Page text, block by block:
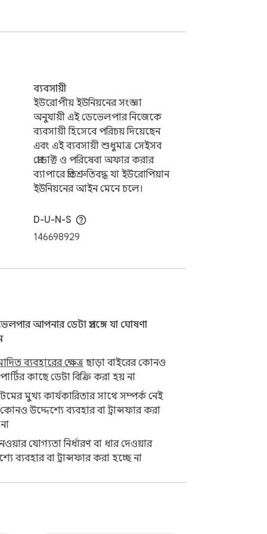
সবকিছু ম্লান করে দেয়। ঘন পেজে যাদের
প্রতিটি সাইটের জন্য আলাদা অনুমতি চায়
চালান।
টিয়ার ElevenLabs প্রাকৃতিক কণ্ঠ আনলক করে
ছাড়া, বাধ্যতামূলক সাইন-আপ ছাড়া,
থাকুন।
ব্যবসায়ী
ইউরোপীয় ইউনিয়নের সংজ্ঞা
অনুযায়ী এই ডেভেলপার নিজেকে
ব্যবসায়ী হিসেবে পরিচয় দিয়েছেন
এবং এই ব্যবসায়ী শুধুমাত্র সেইসব
প্রোডাক্ট ও পরিষেবা অফার করার
ব্যাপারে প্রতিশ্রুতিবদ্ধ যা ইউরোপিয়ান
ইউনিয়নের আইন মেনে চলে।
D-U-N-S
146698929
আপনার ডেটা প্রসঙ্গে যা ঘোষণা
ব্যবহারের ক্ষেত্র ছাড়া বাইরের কোনও
কাছে ডেটা বিক্রি করা হয় না
মুখ্য কার্যকারিতার সাথে সম্পর্ক নেই
উদ্দেশ্যে ব্যবহার বা ট্রান্সফার করা
যোগ্যতা নির্ধারণ বা ধার দেওয়ার
ব্যবহার বা ট্রান্সফার করা হচ্ছে না